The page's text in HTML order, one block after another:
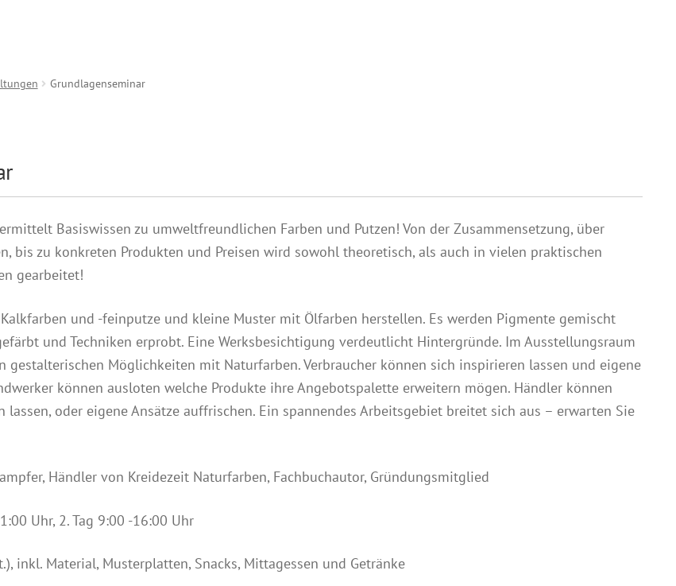
Grundlagenseminar
Basiswissen zu umweltfreundlichen Farben und Putzen! Von der Zusammensetzung, über
bis zu konkreten Produkten und Preisen wird sowohl theoretisch, als auch in vielen praktischen
gearbeitet!
und -feinputze und kleine Muster mit Ölfarben herstellen. Es werden Pigmente gemischt
und Techniken erprobt. Eine Werksbesichtigung verdeutlicht Hintergründe. Im Ausstellungsraum
Möglichkeiten mit Naturfarben. Verbraucher können sich inspirieren lassen und eigene
können ausloten welche Produkte ihre Angebotspalette erweitern mögen. Händler können
oder eigene Ansätze auffrischen. Ein spannendes Arbeitsgebiet breitet sich aus – erwarten Sie
Händler von Kreidezeit Naturfarben, Fachbuchautor, Gründungsmitglied
Uhr, 2. Tag 9:00 -16:00 Uhr
inkl. Material, Musterplatten, Snacks, Mittagessen und Getränke